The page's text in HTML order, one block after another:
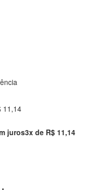
11,14
juros3x de R$ 11,14